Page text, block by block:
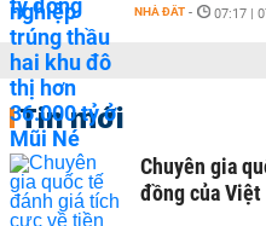
NHÀ ĐẤT - 07:17 |
Tin mới
Chuyên gia
đồng của Việt